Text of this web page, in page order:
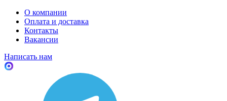
О компании
Оплата и доставка
Контакты
Вакансии
Написать нам